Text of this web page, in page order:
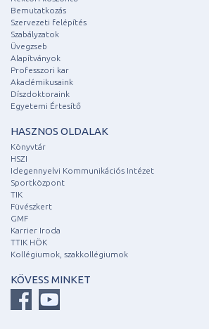
Bemutatkozás
Szervezeti felépítés
Szabályzatok
Üvegzseb
Alapítványok
Professzori kar
Akadémikusaink
Díszdoktoraink
Egyetemi Értesítő
HASZNOS OLDALAK
Könyvtár
HSZI
Idegennyelvi Kommunikációs Intézet
Sportközpont
TIK
Füvészkert
GMF
Karrier Iroda
TTIK HÖK
Kollégiumok, szakkollégiumok
KÖVESS MINKET